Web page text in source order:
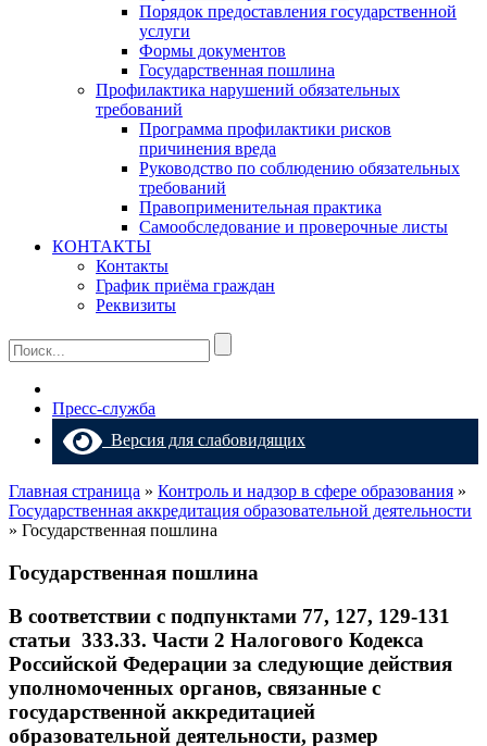
Порядок предоставления государственной
услуги
Формы документов
Государственная пошлина
Профилактика нарушений обязательных
требований
Программа профилактики рисков
причинения вреда
Руководство по соблюдению обязательных
требований
Правоприменительная практика
Самообследование и проверочные листы
КОНТАКТЫ
Контакты
График приёма граждан
Реквизиты
Пресс-служба
Версия для слабовидящих
Главная страница » Контроль и надзор в сфере образования »
Государственная аккредитация образовательной деятельности
» Государственная пошлина
Государственная пошлина
В соответствии с подпунктами 77, 127, 129-131
статьи 333.33. Части 2 Налогового Кодекса
Российской Федерации за следующие действия
уполномоченных органов, связанные с
государственной аккредитацией
образовательной деятельности, размер